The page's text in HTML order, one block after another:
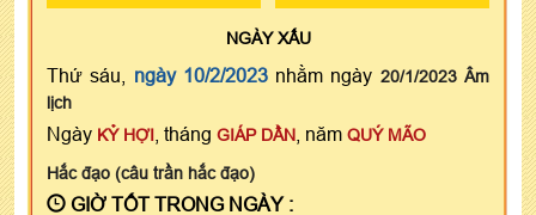
NGÀYXẤU
Thứ sáu, ngày 10/2/2023nhằm ngày 20/1/2023 Âm
lịch
Ngày KỶ HỢI , tháng GIÁP DẦN , năm QUÝ MÃO
Hắc đạo (câu trần hắc đạo)
GIỜ TỐT TRONG NGÀY :